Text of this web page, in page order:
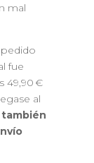
mal
pedido
fue
49,90 €
al
también